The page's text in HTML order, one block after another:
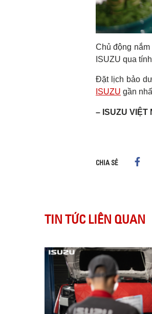
Chủ động
ISUZU qua
Đặt lịch bảo
ISUZU gần
– ISUZU VIỆT
CHIA SẺ
TIN TỨC LIÊN QUAN